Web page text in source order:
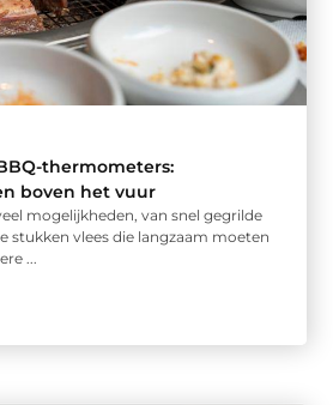
thermometers:
boven het vuur
mogelijkheden, van snel gegrilde
stukken vlees die langzaam moeten
...